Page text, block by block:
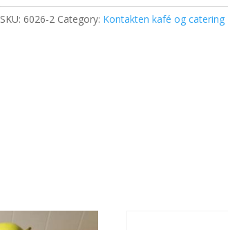
SKU: 6026-2 Category: Kontakten kafé og catering